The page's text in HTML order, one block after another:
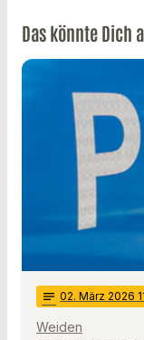
Das könnte Dich
notes 02. März 2026
Weiden